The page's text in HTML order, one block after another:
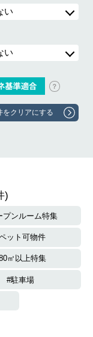
？
)
プンルーム特集
ット可物件
㎡以上特集
駐車場